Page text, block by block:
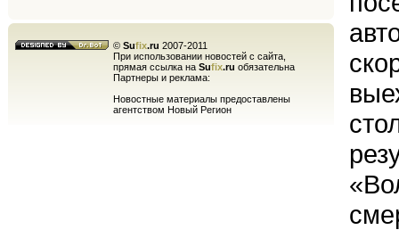
© Sufix.ru 2007-2011
При использовании новостей с сайта,
прямая ссылка на Sufix.ru обязательна
Партнеры и реклама:
Новостные материалы предоставлены
агентством Новый Регион